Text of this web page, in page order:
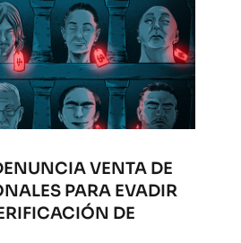
VENTA DE
PARA EVADIR
DE